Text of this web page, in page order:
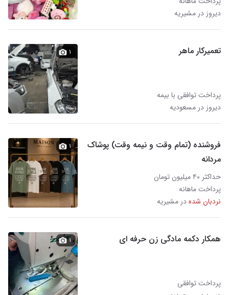
دیروز در مشیریه
تعمیرکار ماهر
پرداخت توافقی با بیمه
دیروز در مسعودیه
۱
فروشنده (تمام وقت و نیمه وقت) پوشاک
مردانه
حداکثر ۴۰ میلیون تومان
پرداخت ماهانه
نردبان شدهدر مشیریه
۱
همکار دکمه مادگی زن حرفه ای
پرداخت توافقی
۱